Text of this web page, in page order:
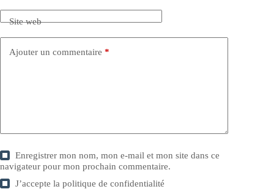
Site web
Ajouter un commentaire *
Enregistrer mon nom, mon e-mail et mon site dans ce
navigateur pour mon prochain commentaire.
J’accepte lapolitique de confidentialité